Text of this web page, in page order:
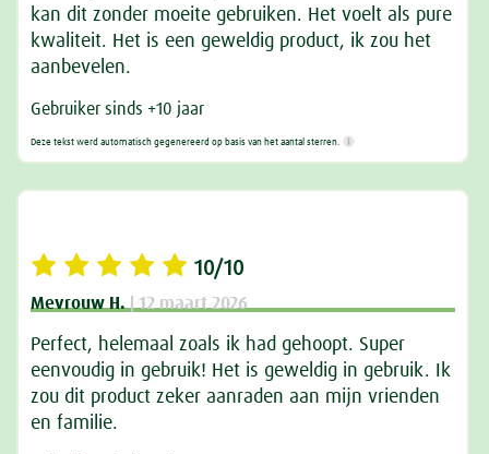
kan dit zonder moeite gebruiken. Het voelt als pure
kwaliteit. Het is een geweldig product, ik zou het
aanbevelen.
Gebruiker sinds +10 jaar
Deze tekst werd automatisch gegenereerd op basis van het aantal sterren.
10/10
Mevrouw H. | 12 maart 2026
Perfect, helemaal zoals ik had gehoopt. Super
eenvoudig in gebruik! Het is geweldig in gebruik. Ik
zou dit product zeker aanraden aan mijn vrienden
en familie.